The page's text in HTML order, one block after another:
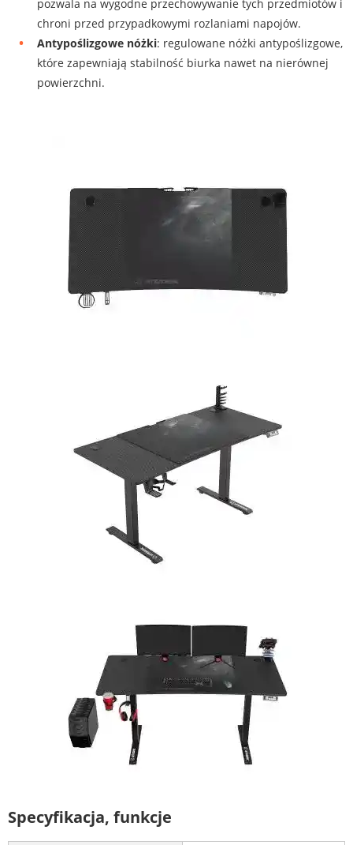
pozwala na wygodne przechowywanie tych przedmiotów i
chroni przed przypadkowymi rozlaniami napojów.
Antypoślizgowe nóżki: regulowane nóżki antypoślizgowe,
które zapewniają stabilność biurka nawet na nierównej
powierzchni.
Specyfikacja, funkcje